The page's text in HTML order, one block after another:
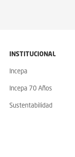
INSTITUCIONAL
Incepa
Incepa 70 Años
Sustentabilidad